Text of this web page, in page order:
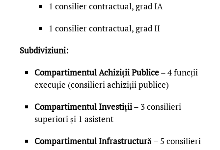
1 consilier contractual, grad IA
1 consilier contractual, grad II
Subdiviziuni:
Compartimentul Achiziții Publice– 4 funcții
execuție (consilieri achiziții publice)
Compartimentul Investiții– 3 consilieri
superiori și 1 asistent
Compartimentul Infrastructură– 5 consilieri